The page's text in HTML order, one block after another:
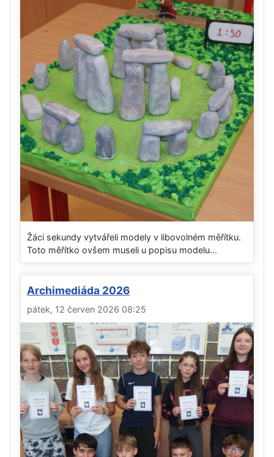
Žáci sekundy vytvářeli modely v libovolném měřítku.
Toto měřítko ovšem museli u popisu modelu...
Archimediáda 2026
pátek, 12 červen 2026 08:25